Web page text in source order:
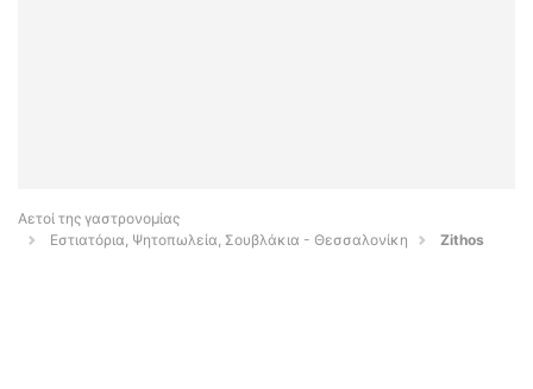
Αετοί της γαστρονομίας
Εστιατόρια, Ψητοπωλεία, Σουβλάκια - Θεσσαλονίκη
Zithos